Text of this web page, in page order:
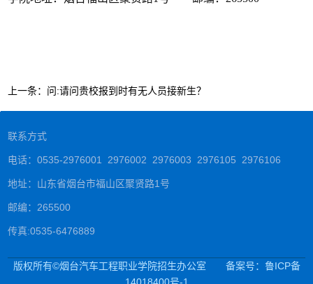
上一条： 问:请问贵校报到时有无人员接新生？
联系方式
电话：0535-2976001 2976002 2976003 2976105 2976106
地址：山东省烟台市福山区聚贤路1号
邮编：265500
传真:0535-6476889
版权所有©烟台汽车工程职业学院招生办公室 备案号：鲁ICP备